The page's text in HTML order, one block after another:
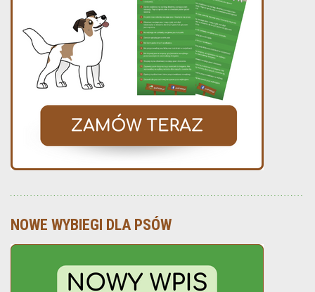
NOWE WYBIEGI DLA PSÓW